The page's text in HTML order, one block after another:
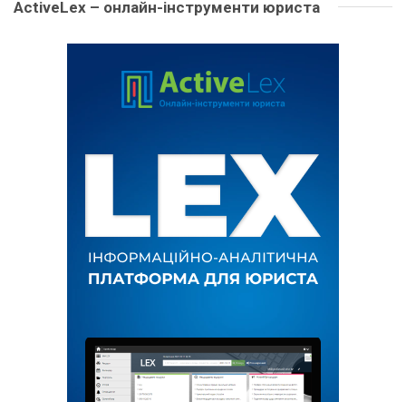
ActiveLex – онлайн-інструменти юриста